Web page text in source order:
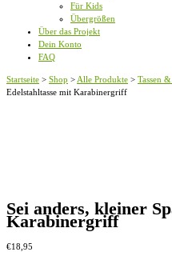
Für Kids
Übergrößen
Über das Projekt
Dein Konto
FAQ
Startseite > Shop > Alle Produkte > Tassen
Edelstahltasse mit Karabinergriff
Sei anders, kleiner
Karabinergriff
€18,95